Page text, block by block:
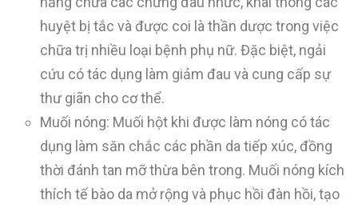
huyệt bị tắc và được coi là thần dược trong việc
chữa trị nhiều loại bệnh phụ nữ. Đặc biệt, ngải
cứu có tác dụng làm giảm đau và cung cấp sự
thư giãn cho cơ thể.
Muối nóng: Muối hột khi được làm nóng có tác
dụng làm săn chắc các phần da tiếp xúc, đồng
thời đánh tan mỡ thừa bên trong. Muối nóng kích
thích tế bào da mở rộng và phục hồi đàn hồi, tạo